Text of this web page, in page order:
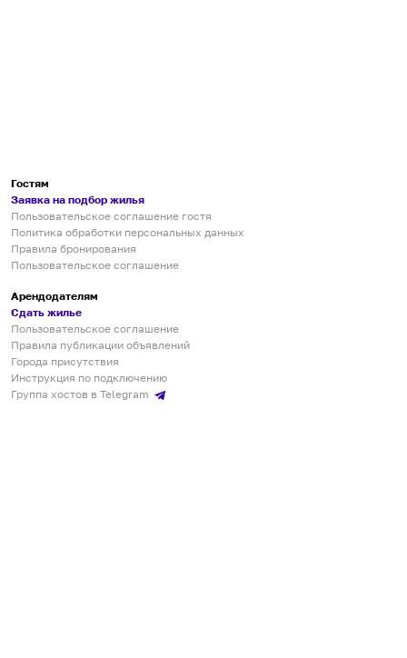
Гостям
Заявка на подбор жилья
Пользовательское соглашение гостя
Политика обработки персональных данных
Правила бронирования
Пользовательское соглашение
Арендодателям
Сдать жилье
Пользовательское соглашение
Правила публикации объявлений
Города присутствия
Инструкция по подключению
Группа хостов в Telegram